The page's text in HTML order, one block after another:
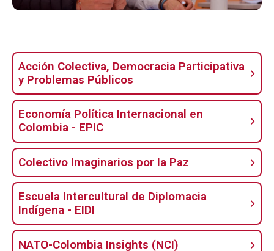
Acción Colectiva, Democracia Participativa
y Problemas Públicos
Economía Política Internacional en
Colombia - EPIC
Colectivo Imaginarios por la Paz
Escuela Intercultural de Diplomacia
Indígena - EIDI
NATO-Colombia Insights (NCI)